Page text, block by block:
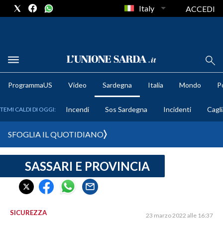
METEO
CRONACA SARDEGNA
CAGLIARI
SULCIS IGLESIENTE
Italy ACCEDI
ProgrammaUS Video Sardegna Italia Mondo
TEMI CALDI DI OGGI: Incendi Sos Sardegna Incidenti
SFOGLIA IL QUOTIDIANO
SASSARI E PROVINCIA
SICUREZZA 23 marzo 2022 alle 16:37